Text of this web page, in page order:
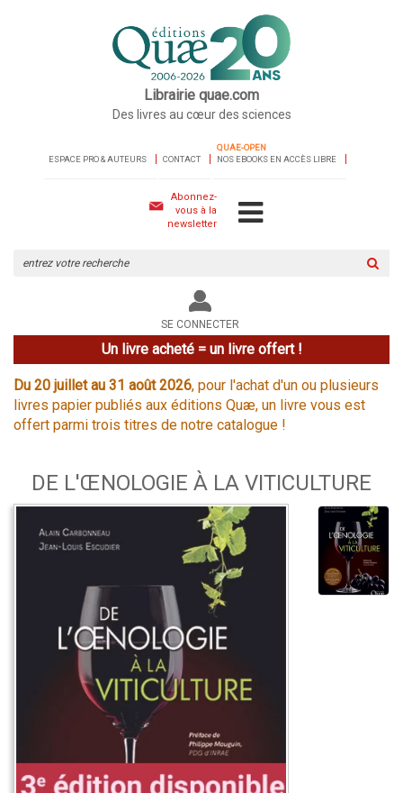
Librairie quae.com
Des livres au cœur des sciences
ESPACE PRO & AUTEURS CONTACT
QUAE-OPEN
NOS EBOOKS EN ACCÈS LIBRE
Abonnez-
vous à la
newsletter
le
site
SE CONNECTER
Un livre acheté = un livre offert !
Du 20 juillet au 31 août 2026, pour l'achat d'un ou plusieurs
livres papier publiés aux éditions Quæ, un livre vous est
offert parmi trois titres de notre catalogue !
DE L'ŒNOLOGIE À LA VITICULTURE